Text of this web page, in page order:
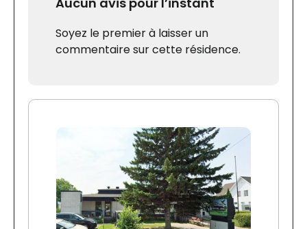
Soyez le premier à laisser un
commentaire sur cette résidence.